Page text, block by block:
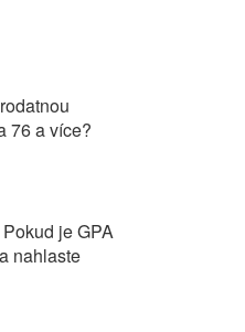
76 a více?
je GPA
nahlaste